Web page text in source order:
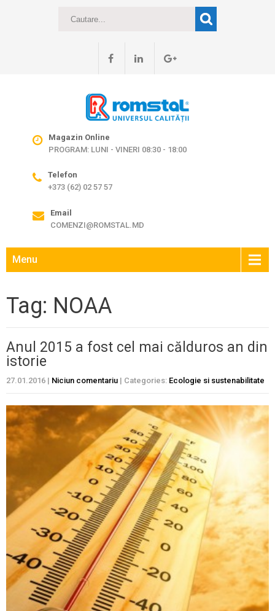
Magazin Online
PROGRAM: LUNI - VINERI 08:30 - 18:00
Telefon
+373 (62) 02 57 57
Email
COMENZI@ROMSTAL.MD
Menu
Tag: NOAA
Anul 2015 a fost cel mai călduros an din
istorie
27.01.2016 | Niciun comentariu | Categories: Ecologie si sustenabilitate